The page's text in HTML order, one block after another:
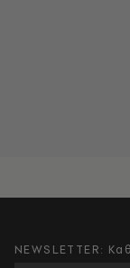
NEWSLETTER: